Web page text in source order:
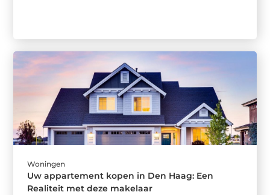
Woningen
Uw appartement kopen in Den Haag: Een
Realiteit met deze makelaar